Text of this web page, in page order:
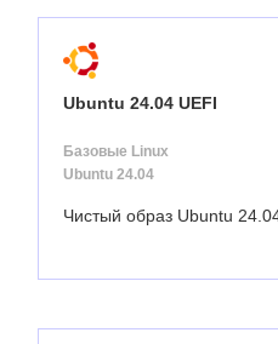
Ubuntu 24.04 UEFI
Базовые Linux
Ubuntu 24.04
Чистый образ Ubuntu